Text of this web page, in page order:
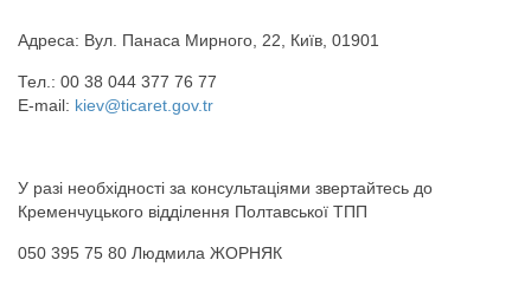
Aдреса: Вул. Панаса Мирного, 22, Київ, 01901
Тел.: 00 38 044 377 76 77
E-mail: kiev@ticaret.gov.tr
У разі необхідності за консультаціями звертайтесь до
Кременчуцького відділення Полтавської ТПП
050 395 75 80 Людмила ЖОРНЯК